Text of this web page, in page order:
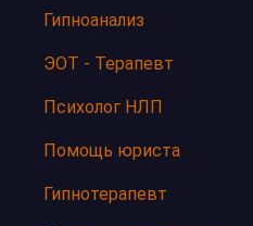
Гипноанализ
ЭОТ - Терапевт
Психолог НЛП
Помощь юриста
Гипнотерапевт